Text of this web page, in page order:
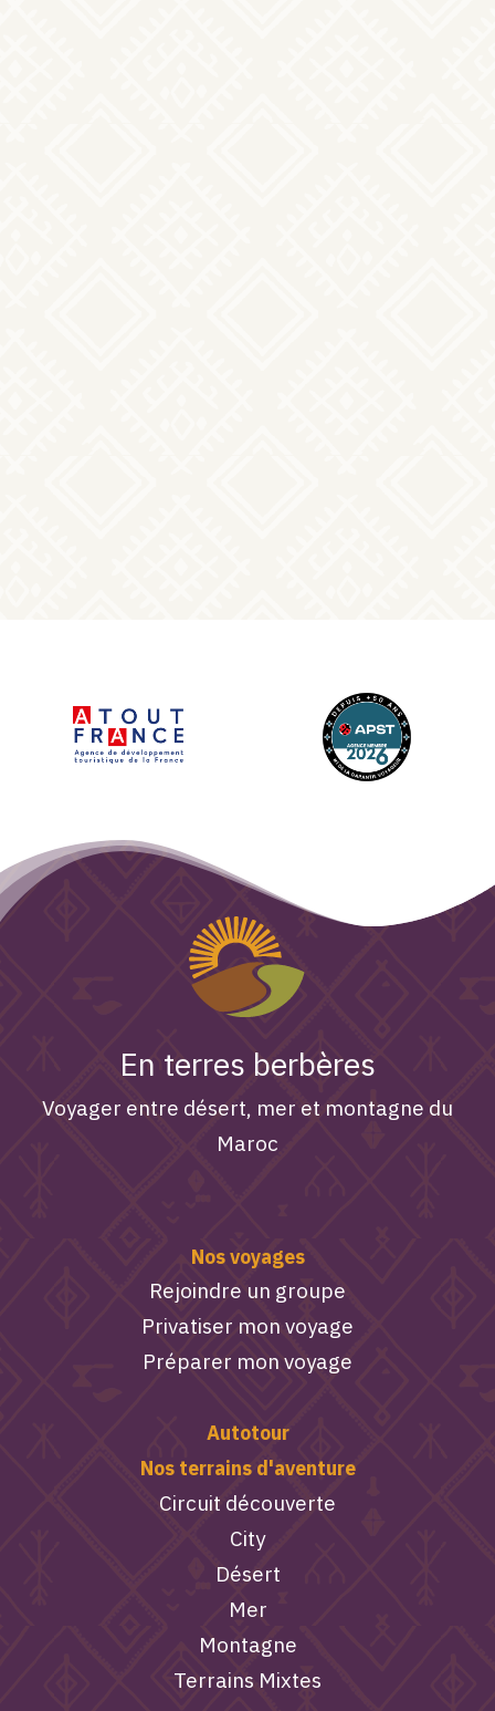
En terres berbères
Voyager entre désert, mer et montagne du
Maroc
Nos voyages
Rejoindre un groupe
Privatiser mon voyage
Préparer mon voyage
Autotour
Nos terrains d'aventure
Circuit découverte
City
Désert
Mer
Montagne
Terrains Mixtes